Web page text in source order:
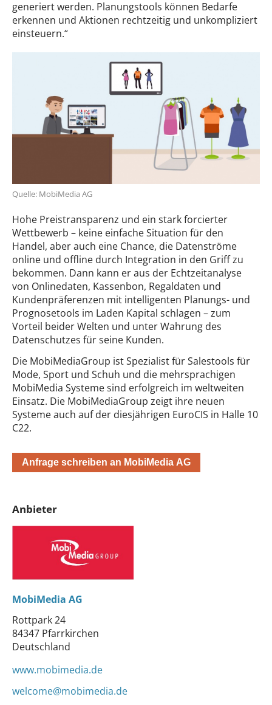
generiert werden. Planungstools können Bedarfe
erkennen und Aktionen rechtzeitig und unkompliziert
einsteuern.“
Quelle: MobiMedia AG
Hohe Preistransparenz und ein stark forcierter
Wettbewerb – keine einfache Situation für den
Handel, aber auch eine Chance, die Datenströme
online und offline durch Integration in den Griff zu
bekommen. Dann kann er aus der Echtzeitanalyse
von Onlinedaten, Kassenbon, Regaldaten und
Kundenpräferenzen mit intelligenten Planungs- und
Prognosetools im Laden Kapital schlagen – zum
Vorteil beider Welten und unter Wahrung des
Datenschutzes für seine Kunden.
Die MobiMediaGroup ist Spezialist für Salestools für
Mode, Sport und Schuh und die mehrsprachigen
MobiMedia Systeme sind erfolgreich im weltweiten
Einsatz. Die MobiMediaGroup zeigt ihre neuen
Systeme auch auf der diesjährigen EuroCIS in Halle 10
C22.
Anfrage schreiben an MobiMedia AG
Anbieter
MobiMedia AG
Rottpark 24
84347 Pfarrkirchen
Deutschland
www.mobimedia.de
welcome@mobimedia.de